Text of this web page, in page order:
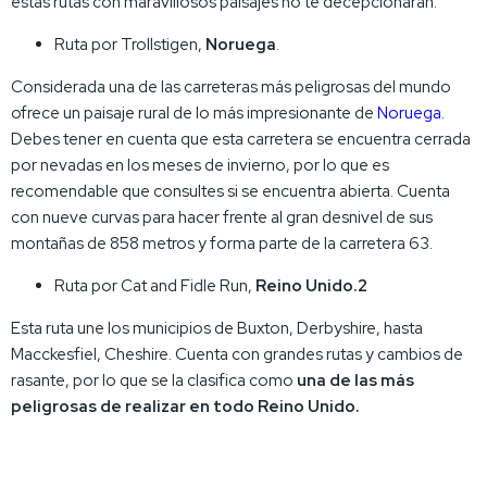
Ruta por Trollstigen, Noruega.
Considerada una de las carreteras más peligrosas del mundo
ofrece un paisaje rural de lo más impresionante de Noruega.
Debes tener en cuenta que esta carretera se encuentra cerrada
por nevadas en los meses de invierno, por lo que es
recomendable que consultes si se encuentra abierta. Cuenta
con nueve curvas para hacer frente al gran desnivel de sus
montañas de 858 metros y forma parte de la carretera 63.
Ruta por Cat and Fidle Run, Reino Unido.2
Esta ruta une los municipios de Buxton, Derbyshire, hasta
Macckesfiel, Cheshire. Cuenta con grandes rutas y cambios de
rasante, por lo que se la clasifica como una de las más
peligrosas de realizar en todo Reino Unido.